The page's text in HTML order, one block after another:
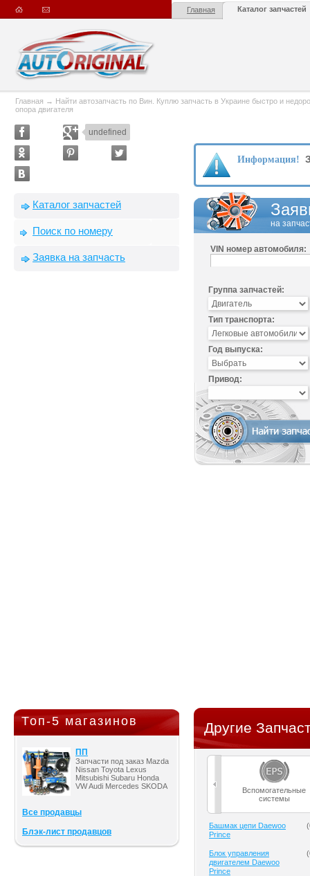
Главная Каталог запчастей
Главная → Найти автозапчасть по Вин. Куплю запчасть в Украине быстро и
опора двигателя
undefined
Каталог запчастей
Поиск по номеру
Заявка на запчасть
Топ-5 магазинов
ПП
Запчасти под заказ Mazda
Nissan Toyota Lexus
Mitsubishi Subaru Honda
VW Audi Mercedes SKODA
Все продавцы
Блэк-лист продавцов
Информация!
на
VIN номер автомобиля:
Группа запчастей:
Тип транспорта:
Год выпуска:
Привод:
Другие
Вспомогательные
системы
Башмак цепи Daewoo
Prince
(
Блок управления
двигателем Daewoo
Prince
(